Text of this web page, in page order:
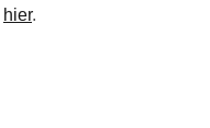
hier.